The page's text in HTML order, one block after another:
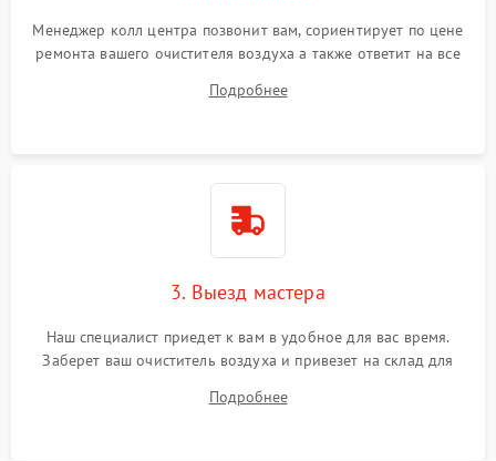
Менеджер колл центра позвонит вам, сориентирует по цене
ремонта вашего очистителя воздуха а также ответит на все
Подробнее
3. Выезд мастера
Наш специалист приедет к вам в удобное для вас время.
Заберет ваш очиститель воздуха и привезет на склад для
Подробнее